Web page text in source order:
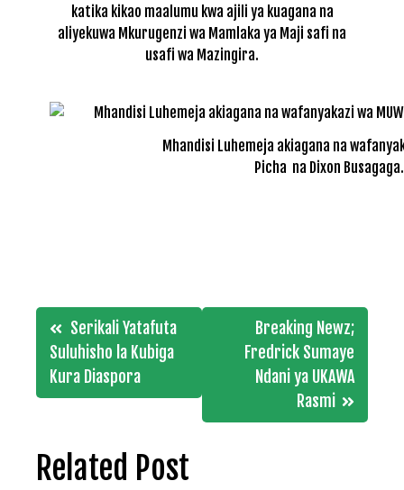
katika kikao maalumu kwa ajili ya kuagana na
aliyekuwa Mkurugenzi wa Mamlaka ya Maji safi na
usafi wa Mazingira.
Mhandisi Luhemeja akiagana na
Picha na Dixon Busagaga.
Post
navigation
Serikali Yatafuta
Suluhisho la Kubiga
Kura Diaspora
Breaking Newz;
Fredrick Sumaye
Ndani ya UKAWA
Rasmi
Related Post